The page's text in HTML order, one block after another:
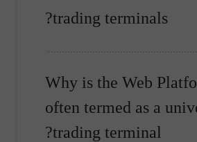
trading terminals?
Why is the Web
often termed as a
trading terminal?